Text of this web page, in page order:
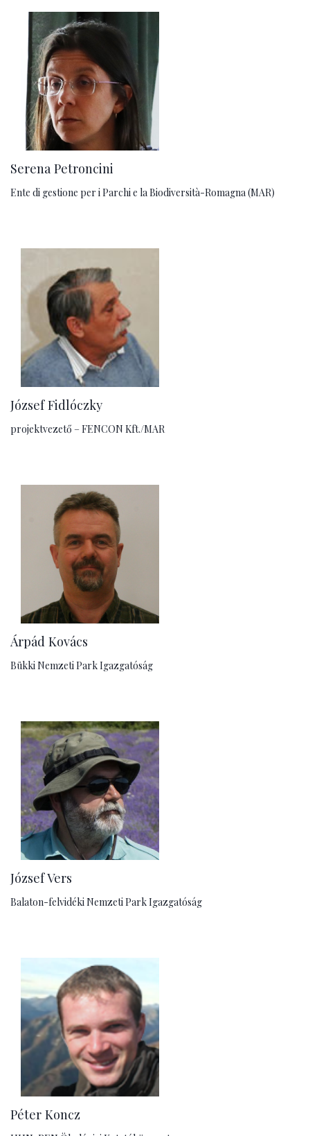
Serena Petroncini
Ente di gestione per i Parchi e la Biodiversità-Romagna (MAR)
József Fidlóczky
projektvezető – FENCON Kft./MAR
Árpád Kovács
Bükki Nemzeti Park Igazgatóság
József Vers
Balaton-felvidéki Nemzeti Park Igazgatóság
Péter Koncz